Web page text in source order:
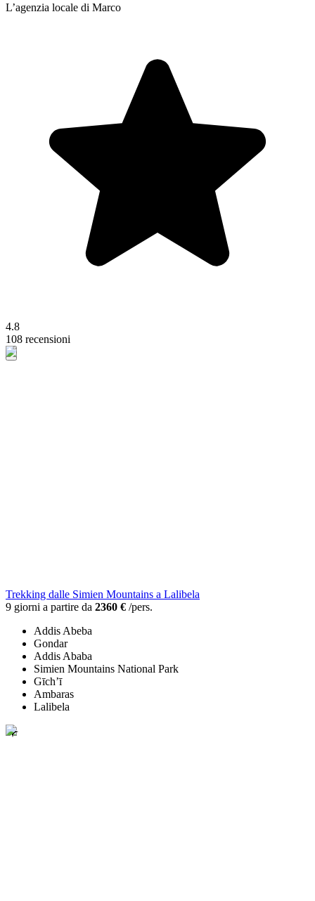
L’agenzia locale di Marco
4.8
108 recensioni
Trekking dalle Simien Mountains a Lalibela
9 giorni a partire da 2360 € /pers.
Addis Abeba
Gondar
Addis Ababa
Simien Mountains National Park
Gīch’ī
Ambaras
Lalibela